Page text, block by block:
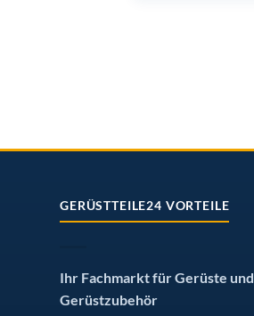
GERÜSTTEILE24 VORTEILE
Ihr Fachmarkt für Gerüste und
Gerüstzubehör